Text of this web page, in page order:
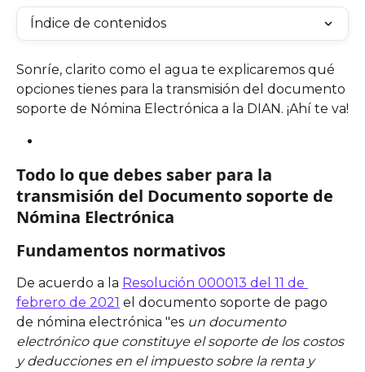
Índice de contenidos
Sonríe, clarito como el agua te explicaremos qué
opciones tienes para la transmisión del documento
soporte de Nómina Electrónica a la DIAN. ¡Ahí te va!
Todo lo que debes saber para la
transmisión del Documento soporte de
Nómina Electrónica
Fundamentos normativos
De acuerdo a la Resolución 000013 del 11 de
febrero de 2021 el documento soporte de pago
de nómina electrónica "es un documento
electrónico que constituye el soporte de los costos
y deducciones en el impuesto sobre la renta y